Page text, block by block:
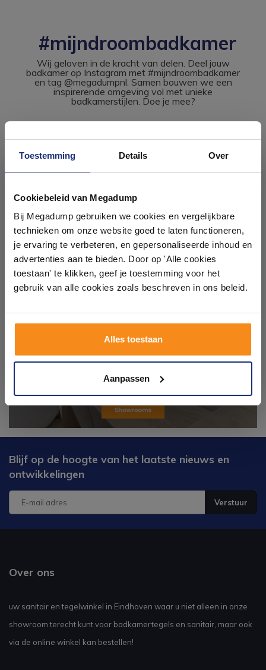
Toestemming Details Over
Cookiebeleid van Megadump
Bij Megadump gebruiken we cookies en vergelijkbare
technieken om onze website goed te laten functioneren,
je ervaring te verbeteren, en gepersonaliseerde inhoud en
advertenties aan te bieden. Door op 'Alle cookies
toestaan' te klikken, geef je toestemming voor het
gebruik van alle cookies zoals beschreven in ons beleid.
Alles toestaan
Aanpassen
#mijndroombadkamer
Wij geloven in de kracht van delen. Deel jouw
badkamer op Instagram met #mijndroombadkamer
en tag @megadumpnl. Samen bouwen we een
inspirerende omgeving vol met unieke
badkamerstijlen. Doe je mee?
Blijf op de hoogte van het laatste nieuws en
ontwikkelingen
Verstuur
Over ons
uw sanitair en tegelwinkel in Eindhoven waar u niet alleen in onze
showroom terecht kunt voor badkamertegels en sanitair, maar ook
via de online winkel kan bestellen!
badkamers in onze 1000 m²
showroom
Laat je inspireren door 21 volledig ingerichte
badkameropstellingen – van compact tot luxe. Onze
ervaren adviseurs helpen je persoonlijk, en je vindt
tegels & sanitair direct uit voorraad. Gratis parkeren
op eigen terrein.
Kom langs en ervaar zelf het verschil!